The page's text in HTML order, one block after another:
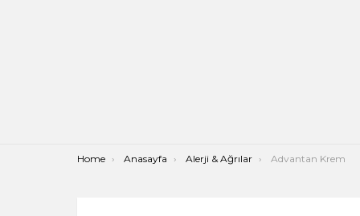
You are here:
Home Anasayfa Alerji & Ağrılar Advantan Krem